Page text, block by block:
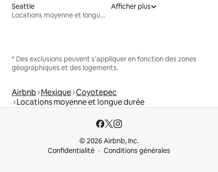
Seattle
Locations moyenne et longue durée
Afficher plus
* Des exclusions peuvent s'appliquer en fonction des zones
géographiques et des logements.
Airbnb Mexique Coyotepec
Locations moyenne et longue durée
© 2026 Airbnb, Inc.
Confidentialité
Conditions générales